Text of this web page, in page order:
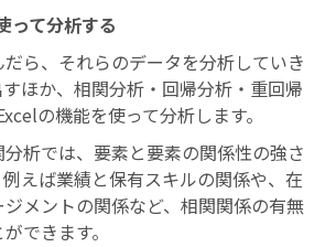
って分析する
ら、それらのデータを分析していき
ほか、相関分析・回帰分析・重回帰
の機能を使って分析します。
分析では、要素と要素の関係性の強さ
えば業績と保有スキルの関係や、在
メントの関係など、相関関係の有無
できます。